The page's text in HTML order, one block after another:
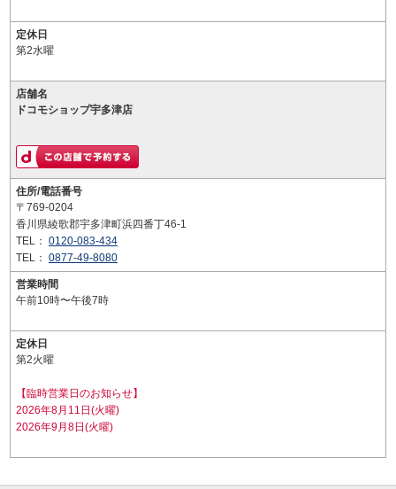
定休日
第2水曜
店舗名
ドコモショップ宇多津店
住所/電話番号
〒769-0204
香川県綾歌郡宇多津町浜四番丁46-1
TEL： 0120-083-434
TEL： 0877-49-8080
営業時間
午前10時〜午後7時
定休日
第2火曜
【臨時営業日のお知らせ】
2026年8月11日(火曜)
2026年9月8日(火曜)